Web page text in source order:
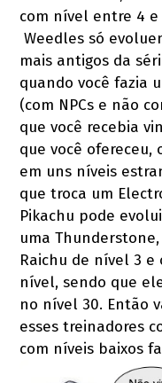
com nível entre 4 e
Weedles só
mais antigos da
quando você fazia
(com NPCs e não
que você recebia
que você
em uns níveis
que troca um
Pikachu pode
uma
Raichu de nível 3
nível, sendo que
no nível 30. Então
esses treinadores
com níveis baixos